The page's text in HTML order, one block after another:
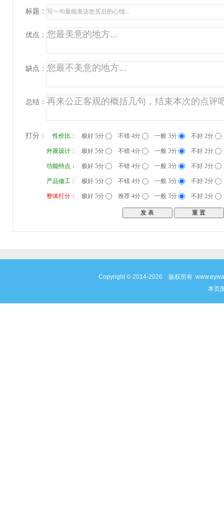
标题：
优点：
缺点：
总结：
打分： 性价比： 极好 5分 不错 4分 一般 3分 不好 2分
外观设计： 极好 5分 不错 4分 一般 3分 不好 2分
功能特点： 极好 5分 不错 4分 一般 3分 不好 2分
产品做工： 极好 5分 不错 4分 一般 3分 不好 2分
整体打分： 极好 5分 推荐 4分 一般 3分 不好 2分
Copyright © 2014-2026 版权所有
本页